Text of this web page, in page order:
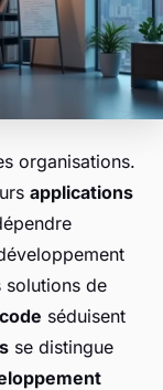
organisations.
applications
solutions de
séduisent
se distingue